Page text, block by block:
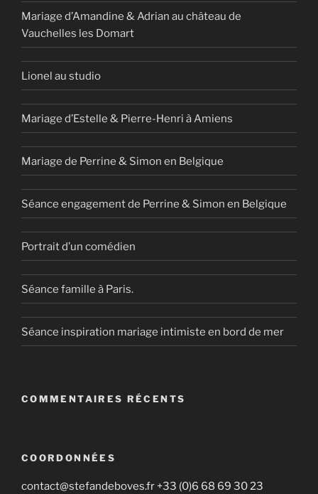
Mariage d’Amandine & Adrian au château de
Vauchelles les Domart
Lionel au studio
Mariage d’Estelle & Pierre-Henri à Amiens
Mariage de Perrine & Simon en Belgique
Séance engagement de Perrine & Simon en Belgique
Portrait d’un comédien
Séance famille à Paris.
Séance inspiration mariage intimiste en bord de mer
COMMENTAIRES RÉCENTS
COORDONNÉES
contact@stefandeboves.fr +33 (0)6 68 69 30 23